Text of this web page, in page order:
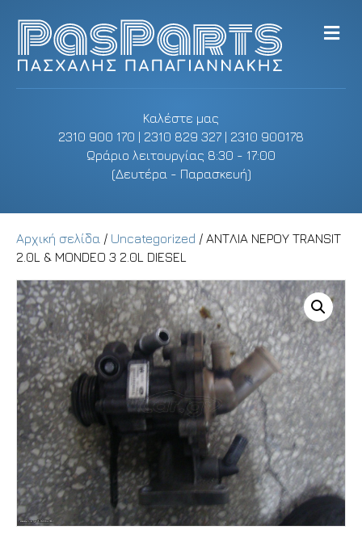
Καλέστε μας
2310 900 170 | 2310 829 327 | 2310 900178
Ωράριο λειτουργίας 8:30 - 17:00
(Δευτέρα - Παρασκευή)
M
e
Αρχική σελίδα / Uncategorized / ΑΝΤΛΙΑ ΝΕΡΟΥ TRANSIT
2.0L & MONDEO 3 2.0L DIESEL